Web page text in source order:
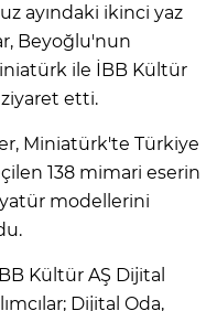
ayındaki ikinci yaz
Beyoğlu'nun
ile İBB Kültür
etti.
Miniatürk'te Türkiye
138 mimari eserin
modellerini
Kültür AŞ Dijital
Dijital Oda,